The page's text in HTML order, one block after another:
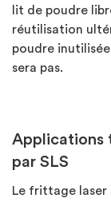
lit de poudre
réutilisation
poudre
sera pas.
Applications
par SLS
Le frittage laser